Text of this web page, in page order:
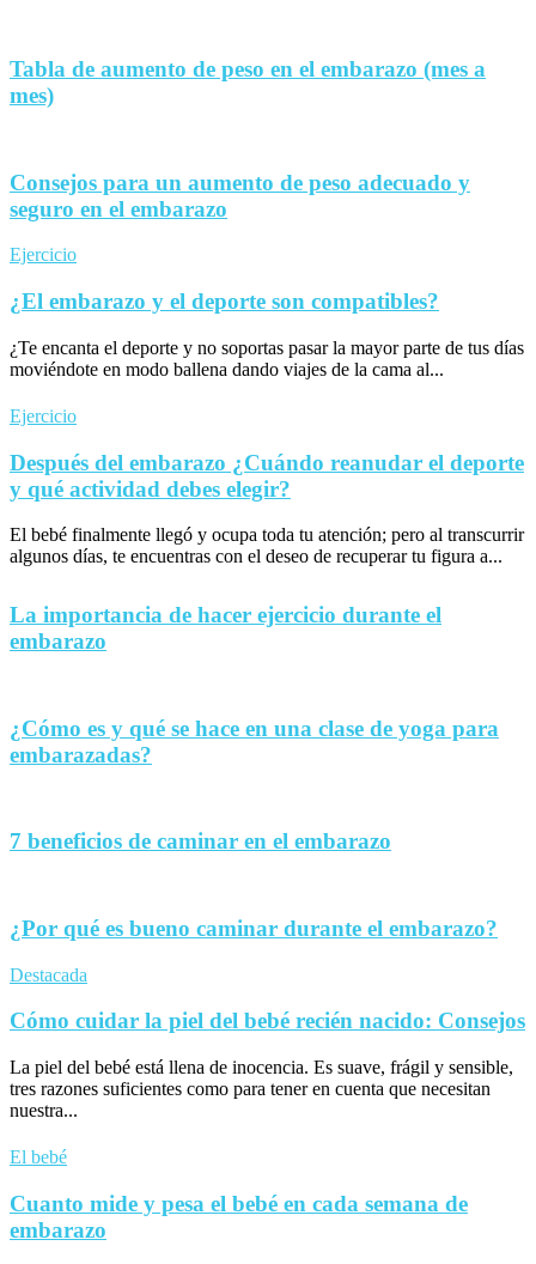
Tabla de aumento de peso en el embarazo (mes a
mes)
Consejos para un aumento de peso adecuado y
seguro en el embarazo
Ejercicio
¿El embarazo y el deporte son compatibles?
¿Te encanta el deporte y no soportas pasar la mayor parte de tus días
moviéndote en modo ballena dando viajes de la cama al...
Ejercicio
Después del embarazo ¿Cuándo reanudar el deporte
y qué actividad debes elegir?
El bebé finalmente llegó y ocupa toda tu atención; pero al transcurrir
algunos días, te encuentras con el deseo de recuperar tu figura a...
La importancia de hacer ejercicio durante el
embarazo
¿Cómo es y qué se hace en una clase de yoga para
embarazadas?
7 beneficios de caminar en el embarazo
¿Por qué es bueno caminar durante el embarazo?
Destacada
Cómo cuidar la piel del bebé recién nacido: Consejos
La piel del bebé está llena de inocencia. Es suave, frágil y sensible,
tres razones suficientes como para tener en cuenta que necesitan
nuestra...
El bebé
Cuanto mide y pesa el bebé en cada semana de
embarazo